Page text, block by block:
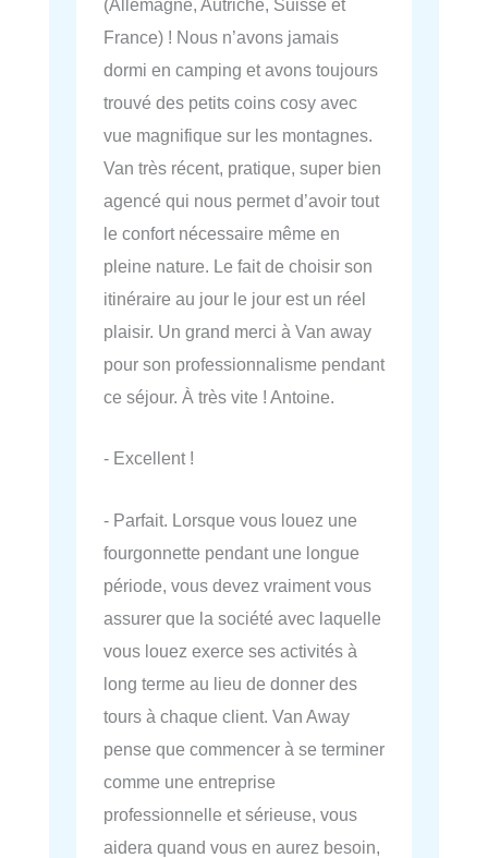
(Allemagne, Autriche, Suisse et
France) ! Nous n’avons jamais
dormi en camping et avons toujours
trouvé des petits coins cosy avec
vue magnifique sur les montagnes.
Van très récent, pratique, super bien
agencé qui nous permet d’avoir tout
le confort nécessaire même en
pleine nature. Le fait de choisir son
itinéraire au jour le jour est un réel
plaisir. Un grand merci à Van away
pour son professionnalisme pendant
ce séjour. À très vite ! Antoine.
- Excellent !
- Parfait. Lorsque vous louez une
fourgonnette pendant une longue
période, vous devez vraiment vous
assurer que la société avec laquelle
vous louez exerce ses activités à
long terme au lieu de donner des
tours à chaque client. Van Away
pense que commencer à se terminer
comme une entreprise
professionnelle et sérieuse, vous
aidera quand vous en aurez besoin,